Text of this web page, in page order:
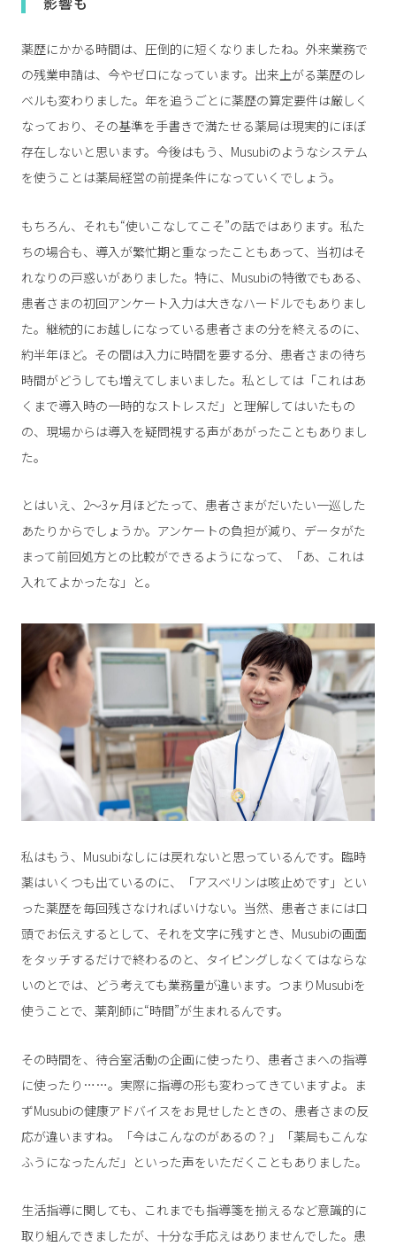
薬歴にかかる時間は、圧倒的に短くなりましたね。外来業務で
の残業申請は、今やゼロになっています。出来上がる薬歴のレ
ベルも変わりました。年を追うごとに薬歴の算定要件は厳しく
なっており、その基準を手書きで満たせる薬局は現実的にほぼ
存在しないと思います。今後はもう、Musubiのようなシステム
を使うことは薬局経営の前提条件になっていくでしょう。
もちろん、それも“使いこなしてこそ”の話ではあります。私た
ちの場合も、導入が繁忙期と重なったこともあって、当初はそ
れなりの戸惑いがありました。特に、Musubiの特徴でもある、
患者さまの初回アンケート入力は大きなハードルでもありまし
た。継続的にお越しになっている患者さまの分を終えるのに、
約半年ほど。その間は入力に時間を要する分、患者さまの待ち
時間がどうしても増えてしまいました。私としては「これはあ
くまで導入時の一時的なストレスだ」と理解してはいたもの
の、現場からは導入を疑問視する声があがったこともありまし
た。
とはいえ、2〜3ヶ月ほどたって、患者さまがだいたい一巡した
あたりからでしょうか。アンケートの負担が減り、データがた
まって前回処方との比較ができるようになって、「あ、これは
入れてよかったな」と。
私はもう、Musubiなしには戻れないと思っているんです。臨時
薬はいくつも出ているのに、「アスベリンは咳止めです」とい
った薬歴を毎回残さなければいけない。当然、患者さまには口
頭でお伝えするとして、それを文字に残すとき、Musubiの画面
をタッチするだけで終わるのと、タイピングしなくてはならな
いのとでは、どう考えても業務量が違います。つまりMusubiを
使うことで、薬剤師に“時間”が生まれるんです。
その時間を、待合室活動の企画に使ったり、患者さまへの指導
に使ったり……。実際に指導の形も変わってきていますよ。ま
ずMusubiの健康アドバイスをお見せしたときの、患者さまの反
応が違いますね。「今はこんなのがあるの？」「薬局もこんな
ふうになったんだ」といった声をいただくこともありました。
生活指導に関しても、これまでも指導箋を揃えるなど意識的に
取り組んできましたが、十分な手応えはありませんでした。患